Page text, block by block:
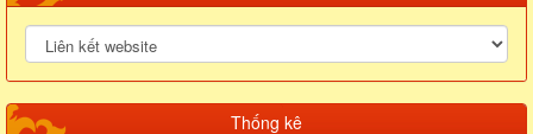
Thống kê